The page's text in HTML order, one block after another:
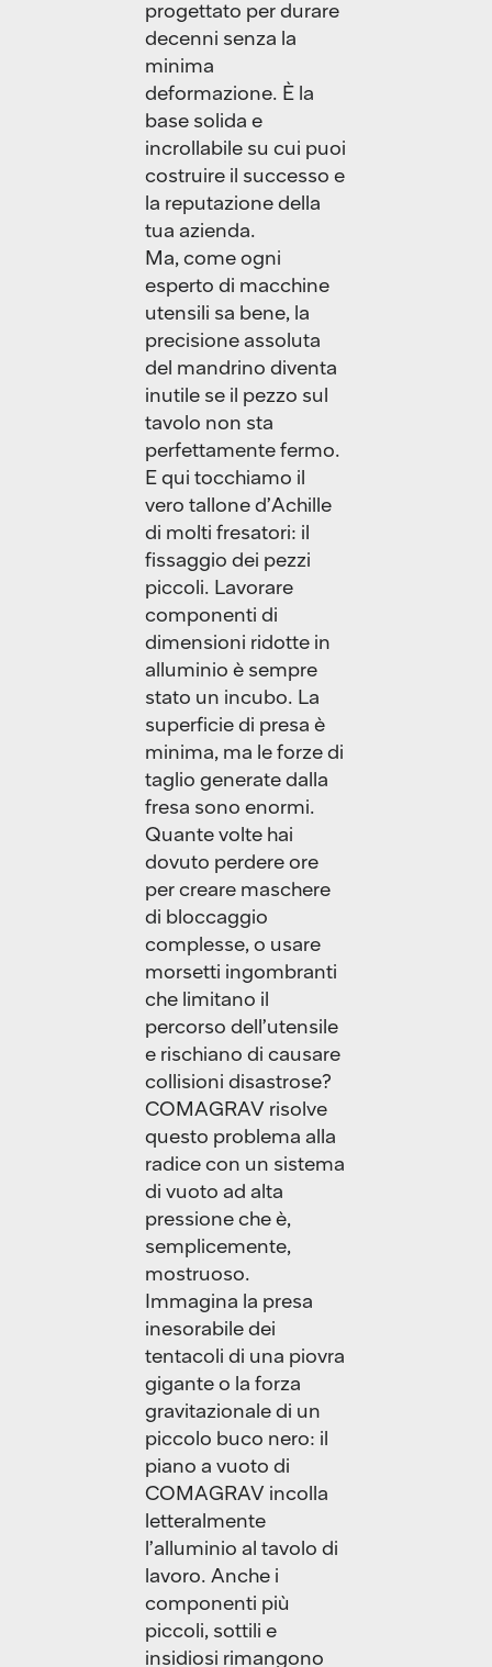
progettato per durare
decenni senza la
minima
deformazione. È la
base solida e
incrollabile su cui puoi
costruire il successo e
la reputazione della
tua azienda.
Ma, come ogni
esperto di macchine
utensili sa bene, la
precisione assoluta
del mandrino diventa
inutile se il pezzo sul
tavolo non sta
perfettamente fermo.
E qui tocchiamo il
vero tallone d’Achille
di molti fresatori: il
fissaggio dei pezzi
piccoli. Lavorare
componenti di
dimensioni ridotte in
alluminio è sempre
stato un incubo. La
superficie di presa è
minima, ma le forze di
taglio generate dalla
fresa sono enormi.
Quante volte hai
dovuto perdere ore
per creare maschere
di bloccaggio
complesse, o usare
morsetti ingombranti
che limitano il
percorso dell’utensile
e rischiano di causare
collisioni disastrose?
COMAGRAV risolve
questo problema alla
radice con un sistema
di vuoto ad alta
pressione che è,
semplicemente,
mostruoso.
Immagina la presa
inesorabile dei
tentacoli di una piovra
gigante o la forza
gravitazionale di un
piccolo buco nero: il
piano a vuoto di
COMAGRAV incolla
letteralmente
l’alluminio al tavolo di
lavoro. Anche i
componenti più
piccoli, sottili e
insidiosi rimangono